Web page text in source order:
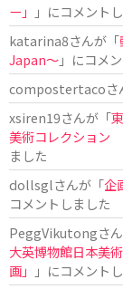
ー」
」にコメント
katarina8さんが「
Japan〜」にコメ
compostertaco
xsiren19さんが「
美術コレクション
ました
dollsglさんが「企
コメントしました
PeggVikutongさ
大英博物館日本美
画」
」にコメント